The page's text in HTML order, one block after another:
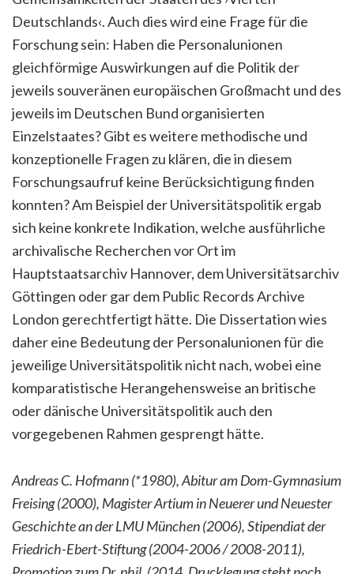
Deutschlands‹. Auch dies wird eine Frage für die
Forschung sein: Haben die Personalunionen
gleichförmige Auswirkungen auf die Politik der
jeweils souveränen europäischen Großmacht und des
jeweils im Deutschen Bund organisierten
Einzelstaates? Gibt es weitere methodische und
konzeptionelle Fragen zu klären, die in diesem
Forschungsaufruf keine Berücksichtigung finden
konnten? Am Beispiel der Universitätspolitik ergab
sich keine konkrete Indikation, welche ausführliche
archivalische Recherchen vor Ort im
Hauptstaatsarchiv Hannover, dem Universitätsarchiv
Göttingen oder gar dem Public Records Archive
London gerechtfertigt hätte. Die Dissertation wies
daher eine Bedeutung der Personalunionen für die
jeweilige Universitätspolitik nicht nach, wobei eine
komparatistische Herangehensweise an britische
oder dänische Universitätspolitik auch den
vorgegebenen Rahmen gesprengt hätte.
Andreas C. Hofmann (*1980), Abitur am Dom-Gymnasium
Freising (2000), Magister Artium in Neuerer und Neuester
Geschichte an der LMU München (2006), Stipendiat der
Friedrich-Ebert-Stiftung (2004-2006 / 2008-2011),